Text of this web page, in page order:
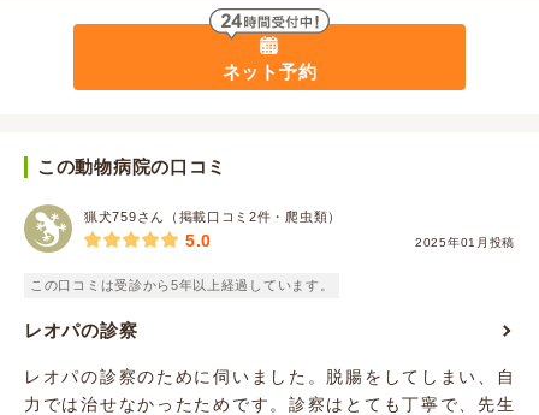
ネット予約
この動物病院の口コミ
猟犬759さん（掲載口コミ2件・爬虫類）
2025年01月投稿
5.0
この口コミは受診から5年以上経過しています。
レオパの診察
レオパの診察のために伺いました。脱腸をしてしまい、自
力では治せなかったためです。診察はとても丁寧で、先生